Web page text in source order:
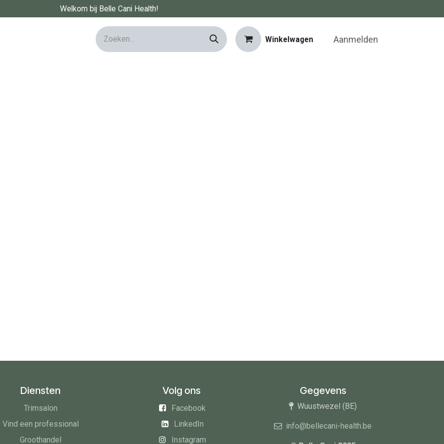
Welkom bij Belle Cani Health!
Winkelwagen Aanmelden
Diensten
Trimsalon
Vind een professional
Groothandel
Volg ons
Facebook
LinkedIn
Instagram
Gegevens
Wuustwezel (BE)
info@bellecani-health.be